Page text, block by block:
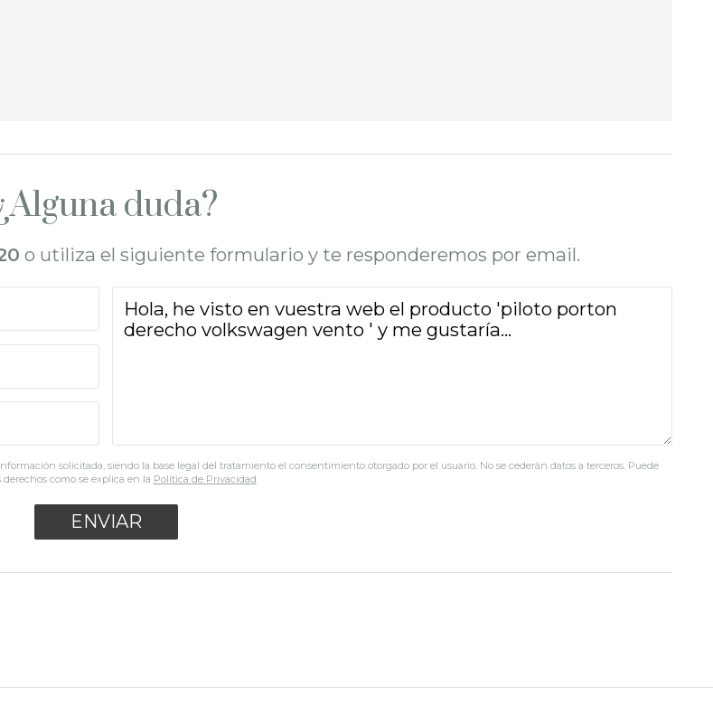
duda?
o utiliza el siguiente formulario y te responderemos por email.
solicitada, siendo la base legal del tratamiento el consentimiento otorgado por el usuario. No se cederán datos a terceros. Puede
derechos como se explica en la Política de Privacidad